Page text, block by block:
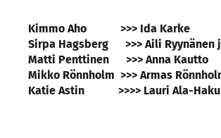
Kimmo Aho >>> Ida Karke
Sirpa Hagsberg >>> Aili Ryynänen
Matti Penttinen >>> Anna Kautto
Mikko Rönnholm >>> Armas
Katie Astin >>>> Lauri Ala-